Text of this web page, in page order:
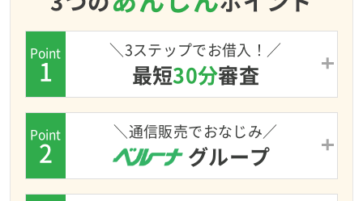
Point
1
＼3ステップでお借入！／
最短30分審査
Point
2
＼通信販売でおなじみ／
グループ